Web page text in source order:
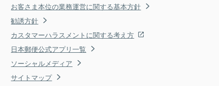
お客さま本位の業務運営に関する基本方針
勧誘方針
カスタマーハラスメントに関する考え方
日本郵便公式アプリ一覧
ソーシャルメディア
サイトマップ